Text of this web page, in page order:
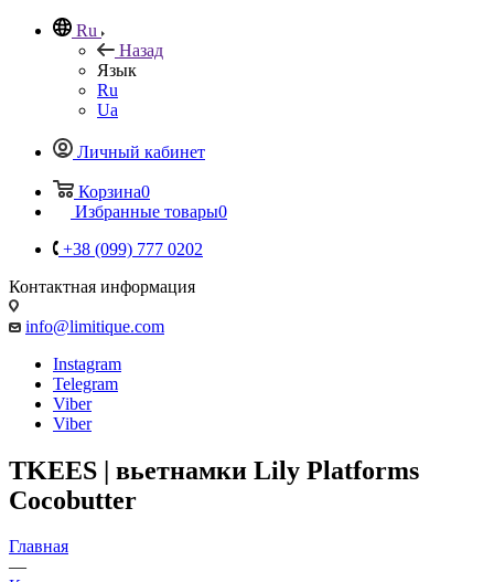
Ru
Назад
Язык
Ru
Ua
Личный кабинет
Корзина0
Избранные товары0
+38 (099) 777 0202
Контактная информация
info@limitique.com
Instagram
Telegram
Viber
Viber
TKEES | вьетнамки Lily Platforms
Cocobutter
Главная
—